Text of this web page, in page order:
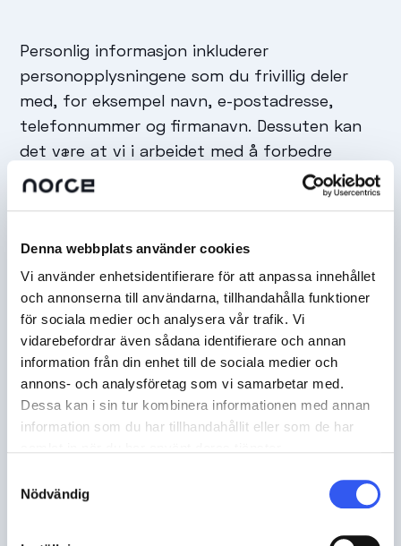
Denna webbplats använder cookies
Vi använder enhetsidentifierare för att anpassa innehållet
och annonserna till användarna, tillhandahålla funktioner
för sociala medier och analysera vår trafik. Vi
vidarebefordrar även sådana identifierare och annan
information från din enhet till de sociala medier och
annons- och analysföretag som vi samarbetar med.
Dessa kan i sin tur kombinera informationen med annan
information som du har tillhandahållit eller som de har
Nödvändig
Personlig informasjon inkluderer
personopplysningene som du frivillig deler
med, for eksempel navn, e-postadresse,
telefonnummer og firmanavn. Dessuten kan
det være at vi i arbeidet med å forbedre
opplevelsen av dine nettbesøk har hentet
informasjon om deg på nettet (Twitter,
Personinformasjonen din kommer til å brukes
for å informere deg om slikt som kan være av
interesse eller for å gi andre bedrifter
statistisk informasjon. Vær oppmerksom på at
denne informasjonen ikke kan brukes for å
identifisere en spesifikk bruker.
ansvar for håndteringen av